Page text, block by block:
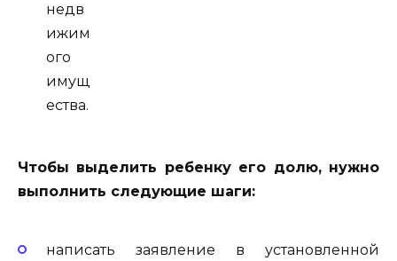
недв
ижим
ого
имущ
ества.
Чтобы выделить ребенку его долю, нужно
выполнить следующие шаги:
написать заявление в установленной